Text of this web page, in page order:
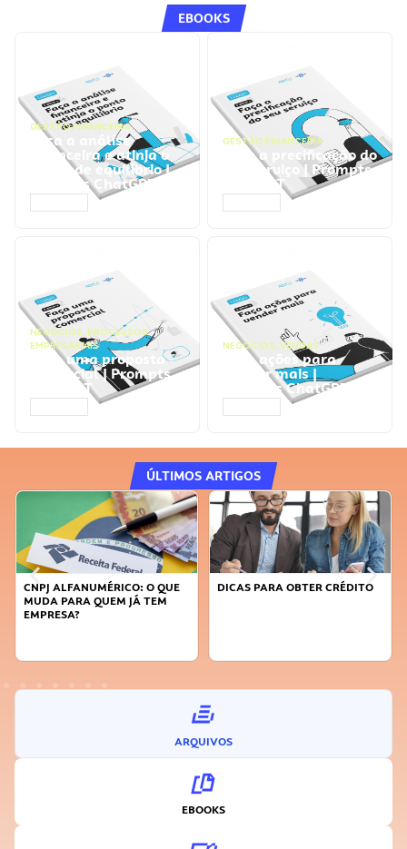
EBOOKS
GESTÃO FINANCEIRA
Faça a análise
financeira e atinja o
ponto de equilíbrio |
Prompts ChatGPT
GESTÃO FINANCEIRA
Faça a precificação do
seu serviço | Prompts
ChatGPT
NEGÓCIOS, PROCESSOS
EMPRESARIAIS
Faça uma proposta
comercial | Prompts
ChatGPT
NEGÓCIOS, VENDAS
Faça ações para
vender mais |
Prompts ChatGPT
ÚLTIMOS ARTIGOS
DICAS PARA OBTER CRÉDITO
FAÇA A DIFERENÇA: SEJA
ARQUIVOS
EBOOKS